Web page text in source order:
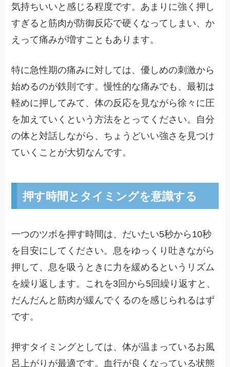
気持ちいいと感じる程度です。あまりに強く押し
すぎると筋肉が防御反応で硬くなってしまい、か
えって痛みが増すこともあります。
特に急性期の痛みに対しては、優しめの刺激から
始めるのが鉄則です。慢性的な痛みでも、最初は
軽めに押してみて、体の反応を見ながら徐々に圧
を加えていくという方法をとってください。自分
の体と対話しながら、ちょうどいい強さを見つけ
ていくことが大切なんです。
押す時間とタイミングを意識する
一つのツボを押す時間は、だいたい5秒から10秒
を目安にしてください。息をゆっくり吐きながら
押して、息を吸うときに力を緩めるというリズム
を繰り返します。これを3回から5回繰り返すと、
だんだんと筋肉が緩んでくるのを感じられるはず
です。
押すタイミングとしては、体が温まっているお風
呂上がりが最適です。血行が良くなっている状態